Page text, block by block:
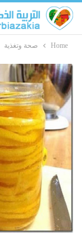
Home صحة وتغذية